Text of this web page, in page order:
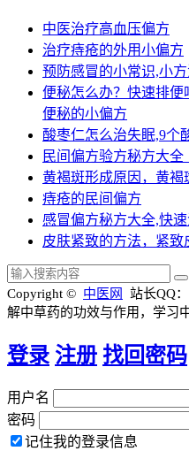
中医治疗高血压偏方
治疗痔疮的外用小偏方
预防感冒的小常识,小
便秘怎么办？快速排便
便秘的小偏方
酸枣仁怎么治失眠,9个
民间偏方验方秘方大全
黄褐斑形成原因，黄褐
痔疮的民间偏方
感冒偏方秘方大全,快
皮肤紧致的方法，紧致
Copyright © 中医网 站长QQ
解中草药的功效与作用，学习
登录 注册 找回密码
用户名
密码
记住我的登录信息